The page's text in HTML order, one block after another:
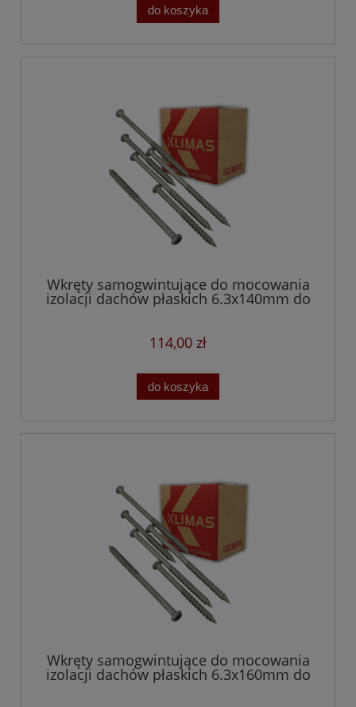
do koszyka
Wkręty samogwintujące do mocowania
izolacji dachów płaskich 6.3x140mm do
betonu i drewna
114,00 zł
do koszyka
Wkręty samogwintujące do mocowania
izolacji dachów płaskich 6.3x160mm do
betonu i drewna